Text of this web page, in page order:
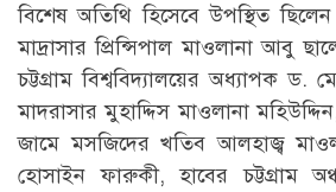
বিশেষ অতিথি হিসেবে উপস্থিত
মাদ্রাসার প্রিন্সিপাল মাওলানা আবু
চট্টগ্রাম বিশ্ববিদ্যালয়ের অধ্যাপক ড.
মাদরাসার মুহাদ্দিস মাওলানা
জামে মসজিদের খতিব আলহাজ্ব
হোসাইন ফারুকী, হাবের চট্টগ্রাম